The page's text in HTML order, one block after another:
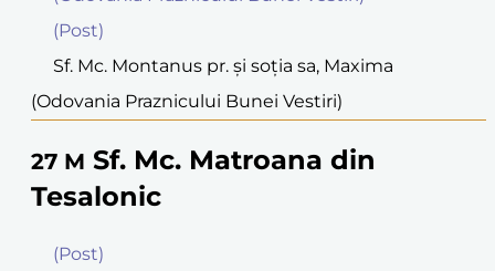
(Post)
Sf. Mc. Montanus pr. şi soţia sa, Maxima
(Odovania Praznicului Bunei Vestiri)
27 M Sf. Mc. Matroana din
Tesalonic
(Post)